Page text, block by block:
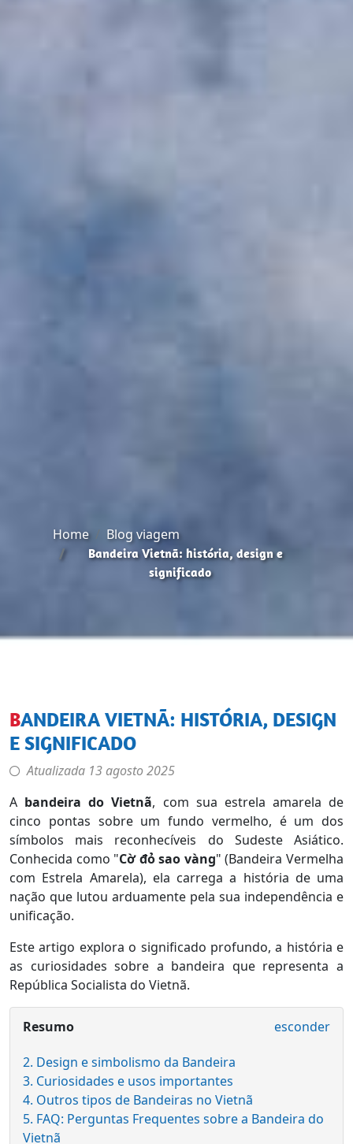
Home Blog viagem
Bandeira Vietnã: história, design e
significado
BANDEIRA VIETNÃ: HISTÓRIA, DESIGN
E SIGNIFICADO
Atualizada 13 agosto 2025
A bandeira do Vietnã, com sua estrela amarela de
cinco pontas sobre um fundo vermelho, é um dos
símbolos mais reconhecíveis do Sudeste Asiático.
Conhecida como "Cờ đỏ sao vàng" (Bandeira Vermelha
com Estrela Amarela), ela carrega a história de uma
nação que lutou arduamente pela sua independência e
unificação.
Este artigo explora o significado profundo, a história e
as curiosidades sobre a bandeira que representa a
República Socialista do Vietnã.
Resumo esconder
2. Design e simbolismo da Bandeira
3. Curiosidades e usos importantes
4. Outros tipos de Bandeiras no Vietnã
5. FAQ: Perguntas Frequentes sobre a Bandeira do
Vietnã